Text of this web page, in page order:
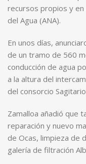
recursos propios y en
del Agua (ANA).
En unos días,
de un tramo de 560
conducción de agua
a la altura del
del consorcio
Zamalloa añadió que
reparación y nuevo
de Ocas, limpieza de
galería de filtración